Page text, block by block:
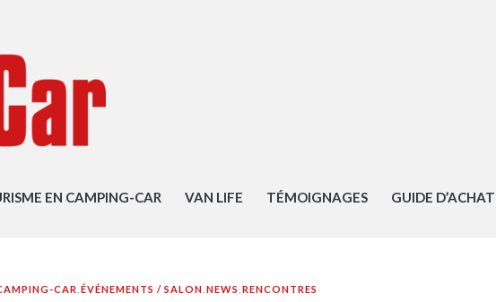
EN CAMPING-CAR VAN LIFE TÉMOIGNAGES GUIDE D’ACHAT
CAR ,ÉVÉNEMENTS / SALON ,NEWS ,RENCONTRES